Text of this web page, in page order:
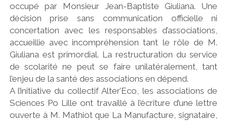
occupé par Monsieur Jean-Baptiste Giuliana. Une
décision prise sans communication officielle ni
concertation avec les responsables d’associations,
accueillie avec incompréhension tant le rôle de M.
Giuliana est primordial. La restructuration du service
de scolarité ne peut se faire unilatéralement, tant
l’enjeu de la santé des associations en dépend.
A l’initiative du collectif Alter’Eco, les associations de
Sciences Po Lille ont travaillé à l’écriture d’une lettre
ouverte à M. Mathiot que La Manufacture, signataire,